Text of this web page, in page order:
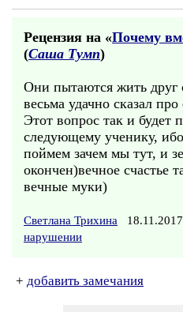
Рецензия на «Почему
(Саша Тумп)
Они пытаются жить друг
весьма удачно сказал
Этот вопрос так и будет
следующему ученику,
поймем зачем мы тут, и
окончен)вечное счастье
вечные муки)
Светлана Трихина
нарушении
+ добавить замечания